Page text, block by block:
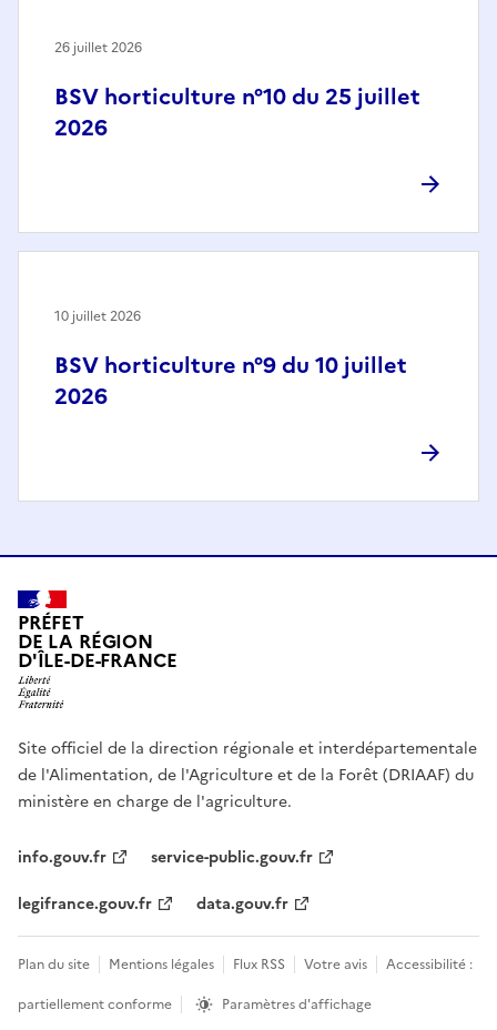
BSV horticulture n°10 du 25 juillet
2026
26 juillet 2026
BSV horticulture n°9 du 10 juillet
2026
10 juillet 2026
PRÉFET
DE LA RÉGION
D'ÎLE-DE-FRANCE
Site officiel de la direction régionale et interdépartementale
de l'Alimentation, de l'Agriculture et de la Forêt (DRIAAF) du
ministère en charge de l'agriculture.
info.gouv.fr
service-public.gouv.fr
legifrance.gouv.fr
data.gouv.fr
Plan du site Mentions légales Flux RSS Votre avis
Accessibilité :
partiellement conforme
Paramètres d'affichage